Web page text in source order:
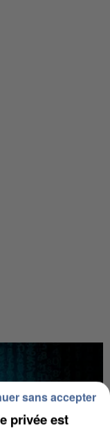
privée est
sans accepter